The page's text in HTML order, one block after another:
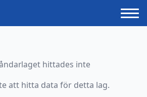
hittades inte
att hitta data för detta lag.